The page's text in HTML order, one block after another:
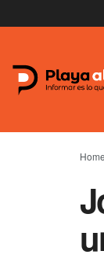
Home